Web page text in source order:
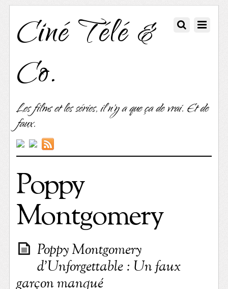
Ciné Télé &
Co.
Les films et les séries, il n'y a que ça de vrai. Et de
faux.
Poppy
Montgomery
Poppy Montgomery
d’Unforgettable : Un faux
garçon manqué